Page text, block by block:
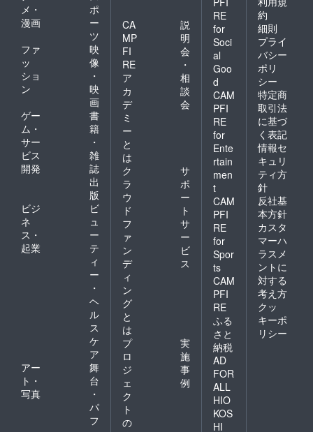
メ・
漫画
ポ
ー
ツ
ファ
ッ
ショ
ン
映
像
・
映
画
ゲー
ム・
サー
ビス
開発
書
籍
・
雑
誌
出
版
ビジ
ネ
ス・
起業
ビ
ュ
ー
テ
ィ
ー
・
ヘ
ル
ス
ケ
ア
アー
ト・
写真
舞
台
・
パ
フ
CA
MP
FI
RE
ア
カ
デ
ミ
ー
と
は
説
明
会
・
相
談
会
ク
ラ
ウ
ド
フ
ァ
ン
デ
ィ
ン
グ
と
は
サ
ポ
ー
ト
サ
ー
ビ
ス
プ
ロ
ジ
ェ
ク
ト
の
実
施
事
例
RE
for
Soci
al
Goo
d
CAM
PFI
RE
for
Ente
rtain
men
t
CAM
PFI
RE
for
Spor
ts
CAM
PFI
RE
ふる
さと
納税
AD
FOR
ALL
HIO
KOS
HI
約
細則
プライ
バシー
ポリ
シー
特定商
取引法
に基づ
く表記
情報セ
キュリ
ティ方
針
反社基
本方針
カスタ
マーハ
ラスメ
ントに
対する
考え方
クッ
キーポ
リシー